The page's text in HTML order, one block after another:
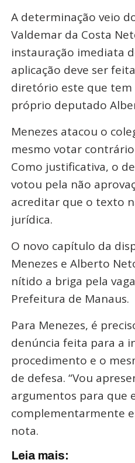
A determinação veio
Valdemar da Costa
instauração imediata
aplicação deve ser
diretório este que
próprio deputado
Menezes atacou o
mesmo votar
Como justificativa, o
votou pela não
acreditar que o texto
jurídica.
O novo capítulo da
Menezes e Alberto
nítido a briga pela
Prefeitura de Manaus.
Para Menezes, é
denúncia feita para a
procedimento e o
de defesa. “Vou
argumentos para que
complementarmente
nota.
Leia mais: